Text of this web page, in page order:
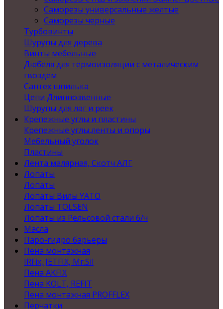
Саморезы универсальные желтые
Саморезы черные
Турбовинты
Шурупы для дерева
Винты мебельные
Дюбеля для термоизоляции с металическим
гвоздем
Сантех шпилька
Цепи Длиннозвенные
Шурупы для лаг и реек
Крепежные углы и пластины
Крепежные углы,ленты и опоры
Мебельный уголок
Пластины
Лента малярная, Скотч АЛГ
Лопаты
Лопаты
Лопаты Вилы YATO
Лопаты TOLSEN
Лопаты из Рельсовой стали б/ч
Масла
Паро-гидро барьеры
Пена монтажная
IRFix, JETFIX, Mr.Sil
Пена AKFIX
Пена KOLT, REFIT
Пена монтажная PROFFLEX
Перчатки